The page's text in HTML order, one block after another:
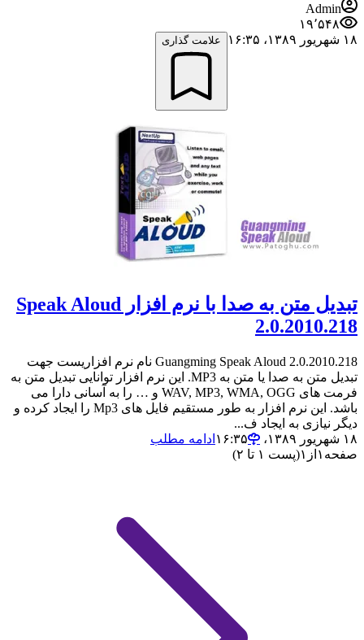
Admin
۱۹٬۵۴۸
۱۸ شهریور ۱۳۸۹،‏ ۱۶:۳۵
علامت گذاری
تبدیل متن به صدا با نرم افزار Speak Aloud
2.0.2010.218
Guangming Speak Aloud 2.0.2010.218 نام نرم افزاریست جهت
تبدیل متن به صدا یا متن به MP3. این نرم افزار توانایی تبدیل متن به
فرمت های WAV, MP3, WMA, OGG و … را به آسانی دارا می
باشد. این نرم افزار به طور مستقیم فایل های Mp3 را ایجاد کرده و
دیگر نیازی به ایجاد ف...
۱۸ شهریور ۱۳۸۹،‏ ۱۶:۳۵
ادامه مطلب
صفحه ۱ از ۱(پست ۱ تا ۲)